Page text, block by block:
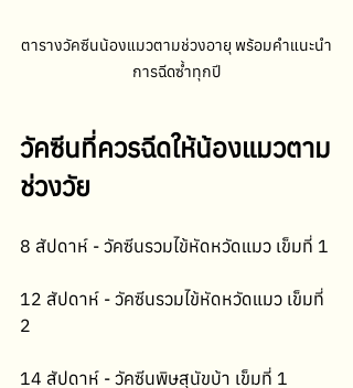
ตารางวัคซีนน้องแมวตามช่วงอายุ พร้อมคำแนะนำ
การฉีดซ้ำทุกปี
วัคซีนที่ควรฉีดให้น้องแมวตาม
ช่วงวัย
8 สัปดาห์ - วัคซีนรวมไข้หัดหวัดแมว เข็มที่ 1
12 สัปดาห์ - วัคซีนรวมไข้หัดหวัดแมว เข็มที่
2
14 สัปดาห์ - วัคซีนพิษสุนัขบ้า เข็มที่ 1